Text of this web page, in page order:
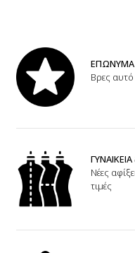
ΕΠΩΝΥΜΑ
Βρες
Νέες
τιμές